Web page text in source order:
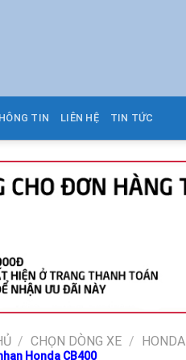
TIN LIÊN HỆ TIN TỨC
/ CHỌN DÒNG XE / HONDA
Honda CB400